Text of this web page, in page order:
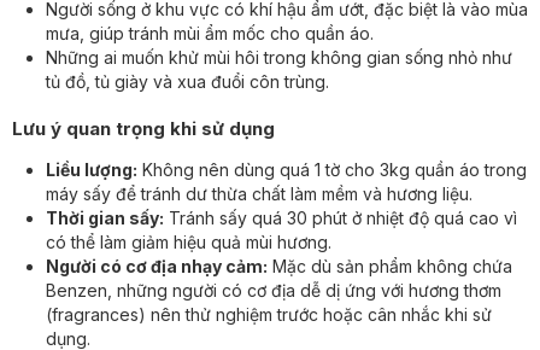
Người sống ở khu vực có khí hậu ẩm ướt, đặc biệt là vào mùa
mưa, giúp tránh mùi ẩm mốc cho quần áo.
Những ai muốn khử mùi hôi trong không gian sống nhỏ như
tủ đồ, tủ giày và xua đuổi côn trùng.
Lưu ý quan trọng khi sử dụng
Liều lượng: Không nên dùng quá 1 tờ cho 3kg quần áo trong
máy sấy để tránh dư thừa chất làm mềm và hương liệu.
Thời gian sấy: Tránh sấy quá 30 phút ở nhiệt độ quá cao vì
có thể làm giảm hiệu quả mùi hương.
Người có cơ địa nhạy cảm: Mặc dù sản phẩm không chứa
Benzen, những người có cơ địa dễ dị ứng với hương thơm
(fragrances) nên thử nghiệm trước hoặc cân nhắc khi sử
dụng.